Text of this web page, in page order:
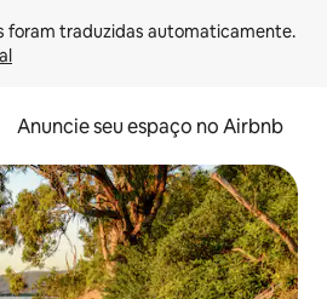
Anuncie seu espaço no Airbnb